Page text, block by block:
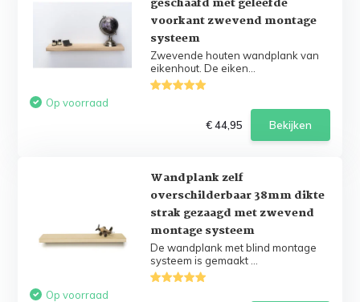
voorkant zwevend montage
systeem
Zwevende houten wandplank van
eikenhout. De eiken...
Op voorraad
€ 44,95
Bekijken
Wandplank zelf
overschilderbaar 38mm dikte
strak gezaagd met zwevend
montage systeem
De wandplank met blind montage
systeem is gemaakt ...
Op voorraad